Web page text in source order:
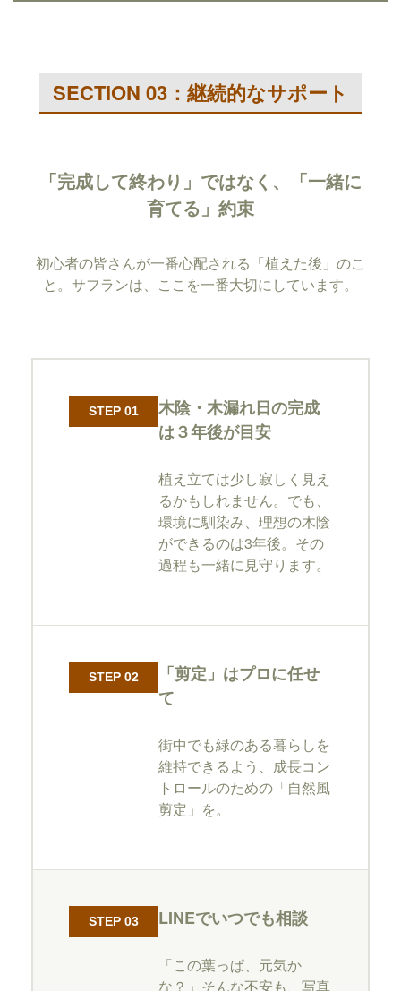
SECTION 03：継続的なサポート
「完成して終わり」ではなく、「一緒に
育てる」約束
初心者の皆さんが一番心配される「植えた後」のこ
と。サフランは、ここを一番大切にしています。
STEP 01
木陰・木漏れ日の完成
は３年後が目安
植え立ては少し寂しく見え
るかもしれません。でも、
環境に馴染み、理想の木陰
ができるのは3年後。その
過程も一緒に見守ります。
STEP 02
「剪定」はプロに任せ
て
街中でも緑のある暮らしを
維持できるよう、成長コン
トロールのための「自然風
剪定」を。
STEP 03 LINEでいつでも相談
「この葉っぱ、元気か
な？」そんな不安も、写真